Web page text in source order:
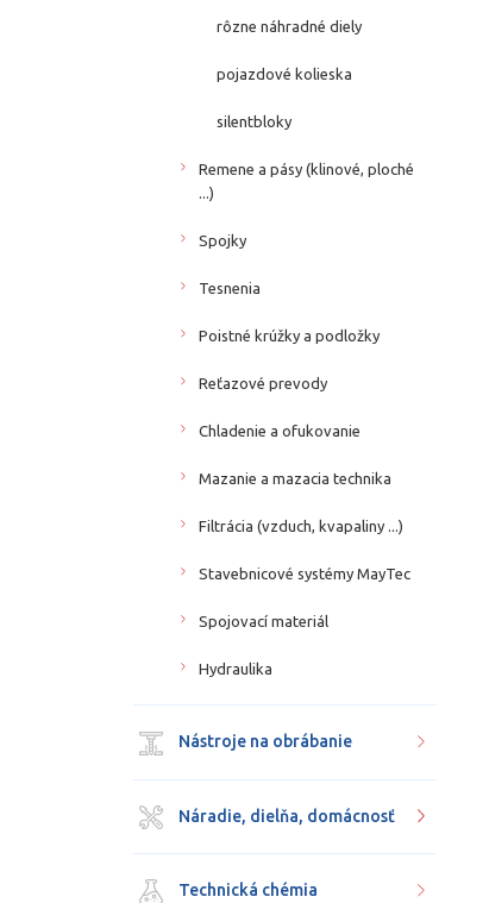
rôzne náhradné diely
pojazdové kolieska
silentbloky
Remene a pásy (klinové, ploché
...)
Spojky
Tesnenia
Poistné krúžky a podložky
Reťazové prevody
Chladenie a ofukovanie
Mazanie a mazacia technika
Filtrácia (vzduch, kvapaliny ...)
Stavebnicové systémy MayTec
Spojovací materiál
Hydraulika
Nástroje na obrábanie
Náradie, dielňa, domácnosť
Technická chémia